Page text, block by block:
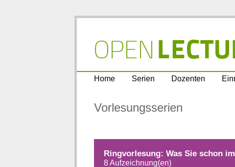
Home Serien Dozenten
Vorlesungsserien
Ringvorlesung: Was Sie schon
8 Aufzeichnung(en)